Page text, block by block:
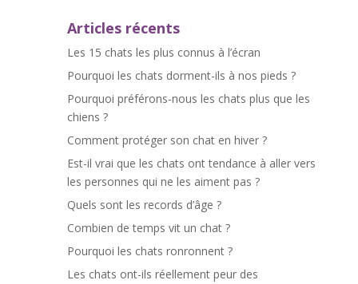
Articles récents
Les 15 chats les plus connus à l’écran
Pourquoi les chats dorment-ils à nos pieds ?
Pourquoi préférons-nous les chats plus que les
chiens ?
Comment protéger son chat en hiver ?
Est-il vrai que les chats ont tendance à aller vers
les personnes qui ne les aiment pas ?
Quels sont les records d’âge ?
Combien de temps vit un chat ?
Pourquoi les chats ronronnent ?
Les chats ont-ils réellement peur des